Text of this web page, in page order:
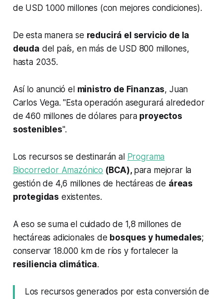
de USD 1.000 millones (con mejores condiciones).
De esta manera se reducirá el servicio de la
deuda del país, en más de USD 800 millones,
hasta 2035.
Así lo anunció el ministro de Finanzas, Juan
Carlos Vega. "Esta operación asegurará alrededor
de 460 millones de dólares para proyectos
sostenibles".
Los recursos se destinarán al Programa
Biocorredor Amazónico (BCA), para mejorar la
gestión de 4,6 millones de hectáreas de áreas
protegidas existentes.
A eso se suma el cuidado de 1,8 millones de
hectáreas adicionales de bosques y humedales;
conservar 18.000 km de ríos y fortalecer la
resiliencia climática.
Los recursos generados por esta conversión de